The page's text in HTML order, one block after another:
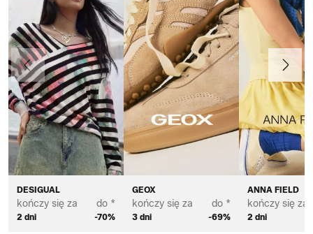
DESIGUAL
kończy się za
2 dni
do *
-70%
GEOX
kończy się za
3 dni
do *
-69%
ANNA FIELD
kończy się za
2 dni
Poprzedni Dalej